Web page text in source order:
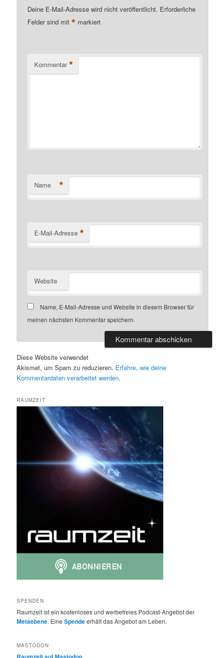
Deine E-Mail-Adresse wird nicht veröffentlicht. Erforderliche
Felder sind mit* markiert
Kommentar *
Name *
E-Mail-Adresse *
Website
Name, E-Mail-Adresse und Website in diesem Browser für
meinen nächsten Kommentar speichern.
Diese Website verwendet
Akismet, um Spam zu reduzieren. Erfahre, wie deine
Kommentardaten verarbeitet werden.
RAUMZEIT
SPENDEN
Raumzeit ist ein kostenloses und werbefreies Podcast-Angebot der
Metaebene. EineSpendeerhält das Angebot am Leben.
MASTODON